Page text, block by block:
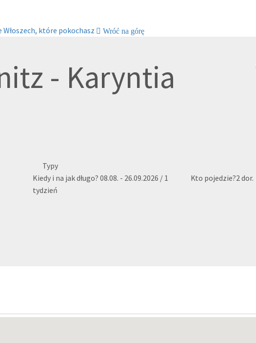
Włoszech, które pokochasz Wróć na górę
- Karyntia
Typy
Kiedy i na jak długo? 08.08. - 26.09.2026 / 1
tydzień
Kto pojedzie?2 dor.